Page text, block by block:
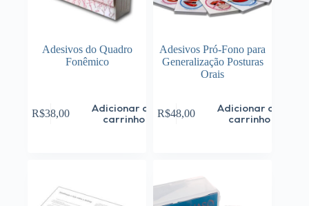
Adesivos do Quadro
Fonêmico
R$38,00
Adicionar ao
carrinho
Adesivos Pró-Fono para
Generalização Posturas
Orais
R$48,00
Adicionar ao
carrinho